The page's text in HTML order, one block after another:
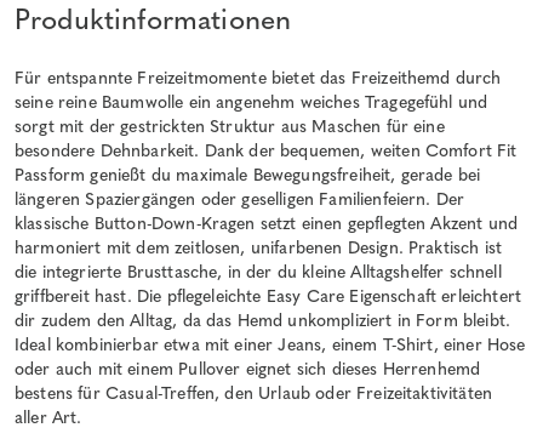
Produktinformationen
Für entspannte Freizeitmomente bietet das Freizeithemd durch
seine reine Baumwolle ein angenehm weiches Tragegefühl und
sorgt mit der gestrickten Struktur aus Maschen für eine
besondere Dehnbarkeit. Dank der bequemen, weiten Comfort Fit
Passform genießt du maximale Bewegungsfreiheit, gerade bei
längeren Spaziergängen oder geselligen Familienfeiern. Der
klassische Button-Down-Kragen setzt einen gepflegten Akzent und
harmoniert mit dem zeitlosen, unifarbenen Design. Praktisch ist
die integrierte Brusttasche, in der du kleine Alltagshelfer schnell
griffbereit hast. Die pflegeleichte Easy Care Eigenschaft erleichtert
dir zudem den Alltag, da das Hemd unkompliziert in Form bleibt.
Ideal kombinierbar etwa mit einer Jeans, einem T-Shirt, einer Hose
oder auch mit einem Pullover eignet sich dieses Herrenhemd
bestens für Casual-Treffen, den Urlaub oder Freizeitaktivitäten
aller Art.